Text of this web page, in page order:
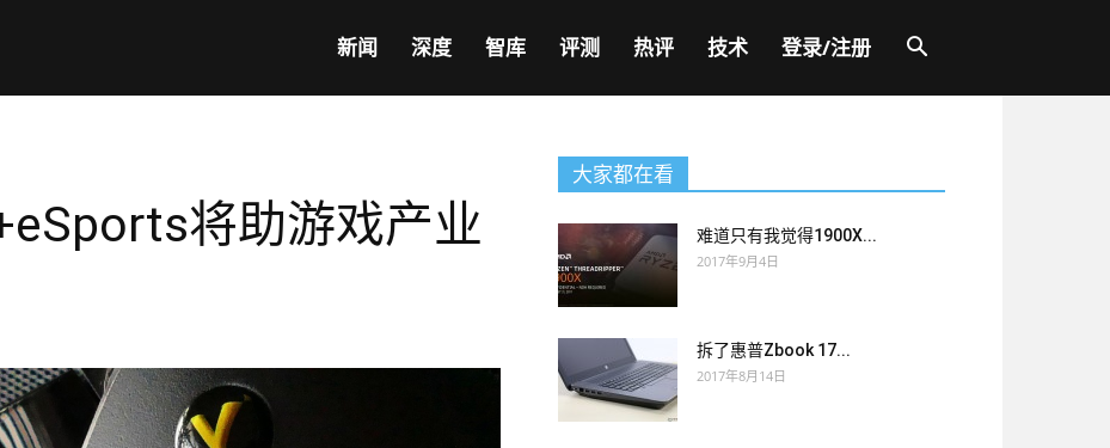
新闻 深度 智库 评测 热评 技术 登录/注册
将助游戏产业
大家都在看
难道只有我觉得1900X...
2017年9月4日
拆了惠普Zbook 17...
2017年8月14日